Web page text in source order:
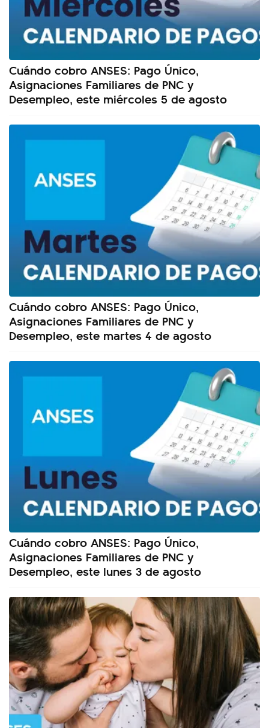
Cuándo cobro ANSES: Pago Único,
Asignaciones Familiares de PNC y
Desempleo, este miércoles 5 de agosto
Cuándo cobro ANSES: Pago Único,
Asignaciones Familiares de PNC y
Desempleo, este martes 4 de agosto
Cuándo cobro ANSES: Pago Único,
Asignaciones Familiares de PNC y
Desempleo, este lunes 3 de agosto